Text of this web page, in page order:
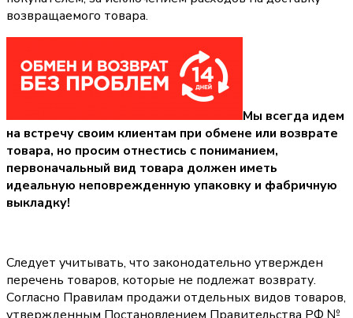
возвращаемого товара.
Мы всегда идем
на встречу своим клиентам при обмене или возврате
товара, но просим отнестись с пониманием,
первоначальный вид товара должен иметь
идеальную неповрежденную упаковку и фабричную
выкладку!
Следует учитывать, что законодательно утвержден
перечень товаров, которые не подлежат возврату.
Согласно Правилам продажи отдельных видов товаров,